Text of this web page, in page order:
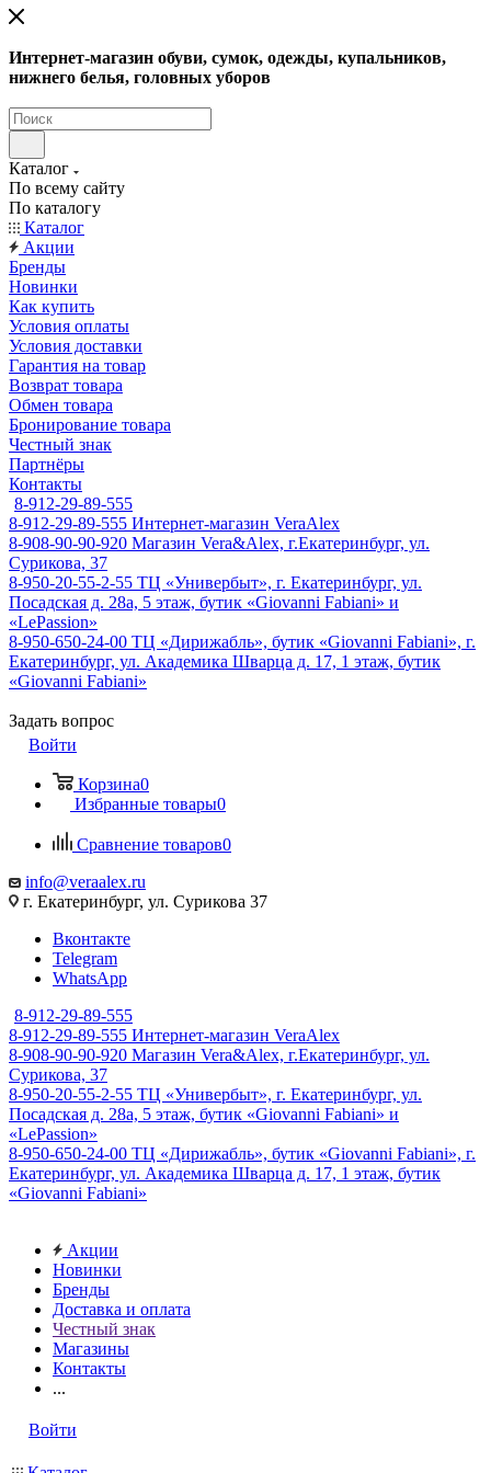
Интернет-магазин обуви, сумок, одежды, купальников,
нижнего белья, головных уборов
Каталог
По всему сайту
По каталогу
Каталог
Акции
Бренды
Новинки
Как купить
Условия оплаты
Условия доставки
Гарантия на товар
Возврат товара
Обмен товара
Бронирование товара
Честный знак
Партнёры
Контакты
8-912-29-89-555
8-912-29-89-555 Интернет-магазин VeraAlex
8-908-90-90-920 Магазин Vera&Alex, г.Екатеринбург, ул.
Сурикова, 37
8-950-20-55-2-55 ТЦ «Универбыт», г. Екатеринбург, ул.
Посадская д. 28а, 5 этаж, бутик «Giovanni Fabiani» и
«LePassion»
8-950-650-24-00 ТЦ «Дирижабль», бутик «Giovanni Fabiani», г.
Екатеринбург, ул. Академика Шварца д. 17, 1 этаж, бутик
«Giovanni Fabiani»
Задать вопрос
Войти
Корзина0
Избранные товары0
Сравнение товаров0
info@veraalex.ru
г. Екатеринбург, ул. Сурикова 37
Вконтакте
Telegram
WhatsApp
8-912-29-89-555
8-912-29-89-555 Интернет-магазин VeraAlex
8-908-90-90-920 Магазин Vera&Alex, г.Екатеринбург, ул.
Сурикова, 37
8-950-20-55-2-55 ТЦ «Универбыт», г. Екатеринбург, ул.
Посадская д. 28а, 5 этаж, бутик «Giovanni Fabiani» и
«LePassion»
8-950-650-24-00 ТЦ «Дирижабль», бутик «Giovanni Fabiani», г.
Екатеринбург, ул. Академика Шварца д. 17, 1 этаж, бутик
«Giovanni Fabiani»
Акции
Новинки
Бренды
Доставка и оплата
Честный знак
Магазины
Контакты
...
Войти